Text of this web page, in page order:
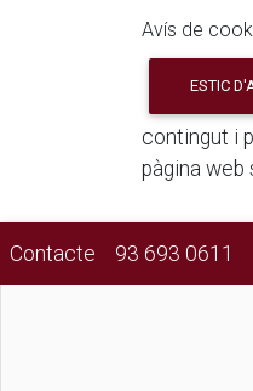
Avís de
ESTIC
contingut i
pàgina web
Contacte 93 693 0611